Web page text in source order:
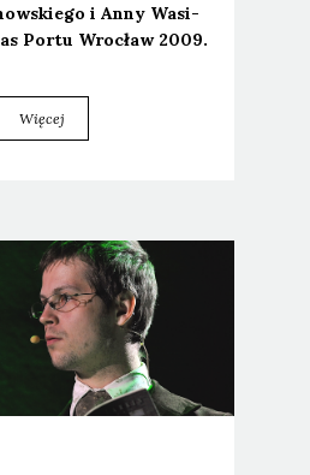
i Anny Wasi­
Por­tu Wro­cław 2009.
Więcej